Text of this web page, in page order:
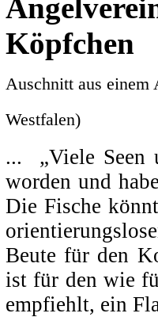
Köpfchen
Auschnitt aus
Westfalen)
... „Viele Seen
worden und
Die Fische
Beute für den
ist für den wie
empfiehlt, ein